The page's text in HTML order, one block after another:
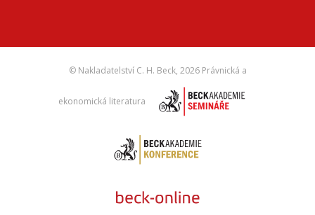
© Nakladatelství C. H. Beck, 2026 Právnická a
ekonomická literatura